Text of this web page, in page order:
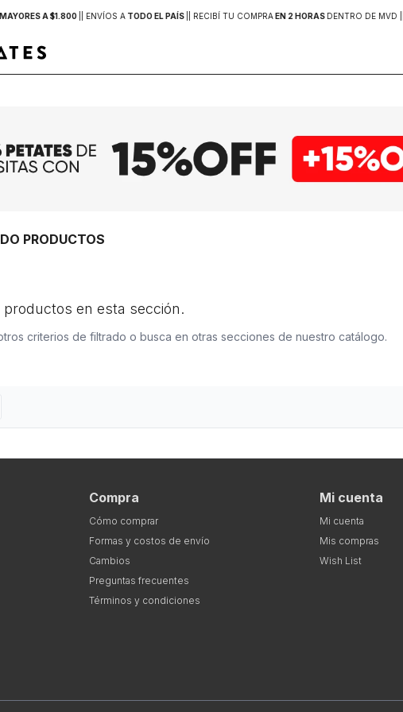
A $1.800| | ENVÍOS ATODO EL PAÍS| | RECIBÍ TU COMPRAEN 2 HORASDENTRO DE MVD |
PRODUCTOS
productos en esta sección.
criterios de filtrado o busca en otras secciones de nuestro catálogo.
Compra
Cómo comprar
Formas y costos de envío
Cambios
Preguntas frecuentes
Términos y condiciones
Mi cuenta
Mi cuenta
Mis compras
Wish List